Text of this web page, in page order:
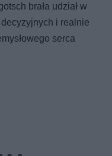
brała udział w
i realnie
serca